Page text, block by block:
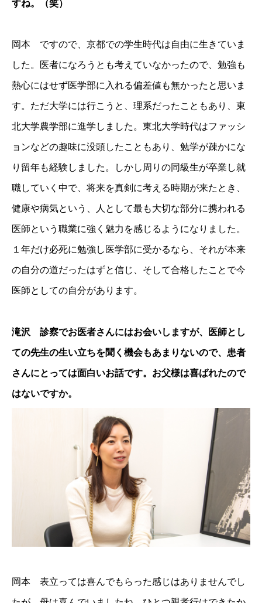
すね。（笑）
岡本 ですので、京都での学生時代は自由に生きていま
した。医者になろうとも考えていなかったので、勉強も
熱心にはせず医学部に入れる偏差値も無かったと思いま
す。ただ大学には行こうと、理系だったこともあり、東
北大学農学部に進学しました。東北大学時代はファッシ
ョンなどの趣味に没頭したこともあり、勉学が疎かにな
り留年も経験しました。しかし周りの同級生が卒業し就
職していく中で、将来を真剣に考える時期が来たとき、
健康や病気という、人として最も大切な部分に携われる
医師という職業に強く魅力を感じるようになりました。
１年だけ必死に勉強し医学部に受かるなら、それが本来
の自分の道だったはずと信じ、そして合格したことで今
医師としての自分があります。
滝沢 診察でお医者さんにはお会いしますが、医師とし
ての先生の生い立ちを聞く機会もあまりないので、患者
さんにとっては面白いお話です。お父様は喜ばれたので
はないですか。
岡本 表立っては喜んでもらった感じはありませんでし